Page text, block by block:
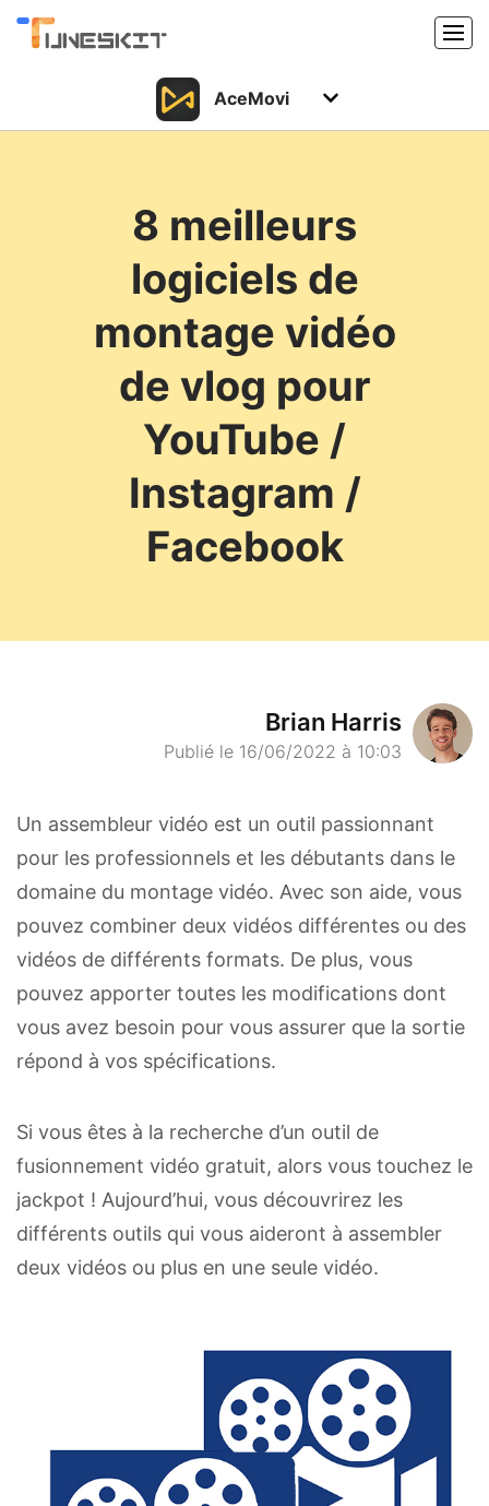
Produits
Support
Centre de téléchargement
AceMovi
Support
Ressources
Télécharger
8 meilleurs
logiciels de
montage vidéo
de vlog pour
YouTube /
Instagram /
Facebook
Brian Harris
Publié le 16/06/2022 à 10:03
Un assembleur vidéo est un outil passionnant
pour les professionnels et les débutants dans le
domaine du montage vidéo. Avec son aide, vous
pouvez combiner deux vidéos différentes ou des
vidéos de différents formats. De plus, vous
pouvez apporter toutes les modifications dont
vous avez besoin pour vous assurer que la sortie
répond à vos spécifications.
Si vous êtes à la recherche d’un outil de
fusionnement vidéo gratuit, alors vous touchez le
jackpot ! Aujourd’hui, vous découvrirez les
différents outils qui vous aideront à assembler
deux vidéos ou plus en une seule vidéo.